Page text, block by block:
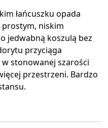
łańcuszku opada
niskim
jedwabną koszulą bez
przyciąga
stonowanej szarości
przestrzeni. Bardzo